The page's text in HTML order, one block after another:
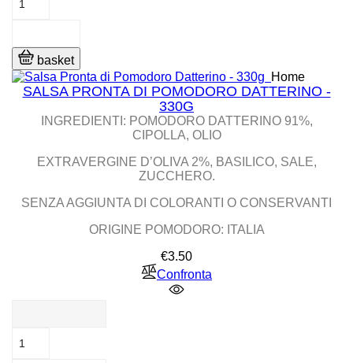
basket
Home
SALSA PRONTA DI POMODORO DATTERINO -
330G
INGREDIENTI: POMODORO DATTERINO 91%,
CIPOLLA, OLIO
EXTRAVERGINE D’OLIVA 2%, BASILICO, SALE,
ZUCCHERO.
SENZA AGGIUNTA DI COLORANTI O CONSERVANTI
ORIGINE POMODORO: ITALIA
€3.50Price
Confronta